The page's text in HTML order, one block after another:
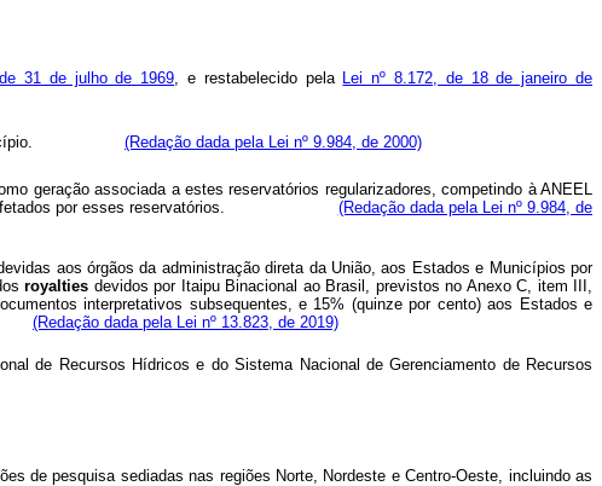
31 de julho de 1969 , e restabelecido pela
Lei nº 8.172, de 18 de janeiro de
de Município. (Redação dada pela Lei nº 9.984, de 2000)
geração associada a estes reservatórios regularizadores, competindo à ANEEL
afetados por esses reservatórios. (Redação dada pela Lei nº 9.984, de
aos órgãos da administração direta da União, aos Estados e Municípios por
royalties devidos por Itaipu Binacional ao Brasil, previstos no Anexo C, item III,
interpretativos subsequentes, e 15% (quinze por cento) aos Estados e
(Redação dada pela Lei nº 13.823, de 2019)
de Recursos Hídricos e do Sistema Nacional de Gerenciamento de Recursos
de pesquisa sediadas nas regiões Norte, Nordeste e Centro-Oeste, incluindo as